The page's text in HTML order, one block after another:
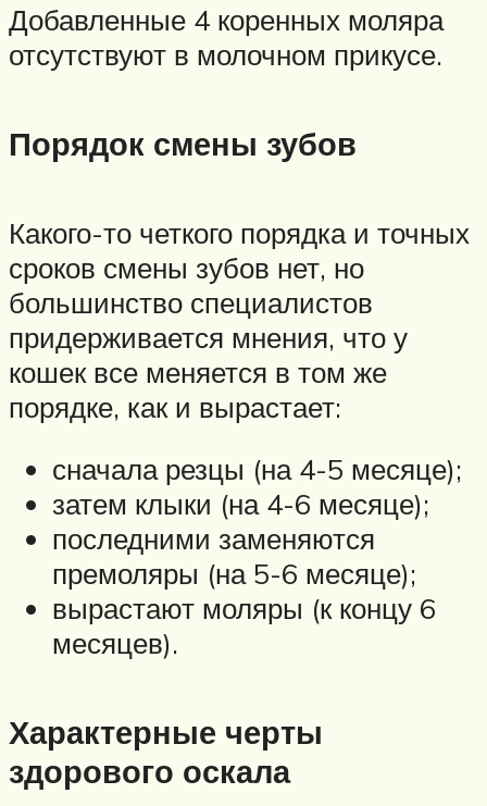
Добавленные 4 коренных моляра
отсутствуют в молочном прикусе.
Порядок смены зубов
Какого-то четкого порядка и точных
сроков смены зубов нет, но
большинство специалистов
придерживается мнения, что у
кошек все меняется в том же
порядке, как и вырастает:
сначала резцы (на 4-5 месяце);
затем клыки (на 4-6 месяце);
последними заменяются
премоляры (на 5-6 месяце);
вырастают моляры (к концу 6
месяцев).
Характерные черты
здорового оскала